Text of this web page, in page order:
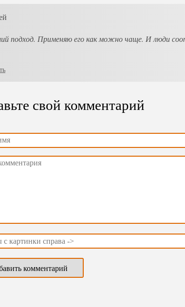
подход. Применяю его как можно чаще. И люди
свой комментарий